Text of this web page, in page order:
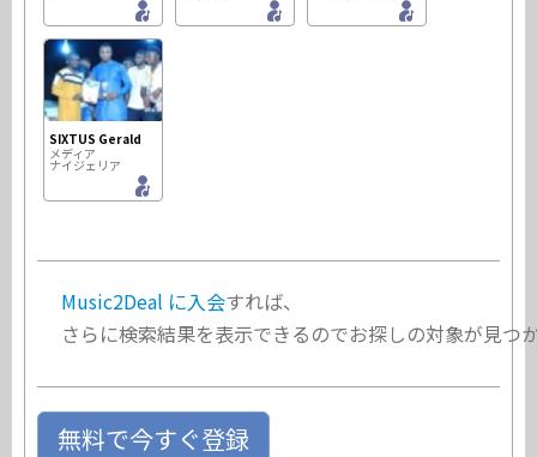
SIXTUS Gerald
メディア
ナイジェリア
Music2Deal に入会すれば、
さらに検索結果を表示できるのでお探しの対象が見つ
無料で今すぐ登録